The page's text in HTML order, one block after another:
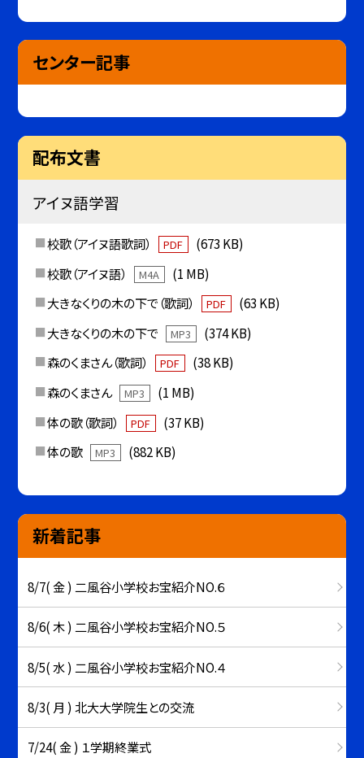
センター記事
配布文書
アイヌ語学習
校歌（アイヌ語歌詞） PDF
(673 KB)
校歌（アイヌ語）
M4A
(1 MB)
大きなくりの木の下で（歌詞）
PDF
(63 KB)
大きなくりの木の下で
MP3
(374 KB)
森のくまさん（歌詞）
PDF
(38 KB)
森のくまさん
MP3
(1 MB)
体の歌（歌詞）
PDF
(37 KB)
体の歌
MP3 (882 KB)
新着記事
8/7( 金 ) 二風谷小学校お宝紹介NO.６
8/6( 木 ) 二風谷小学校お宝紹介NO.５
8/5( 水 ) 二風谷小学校お宝紹介NO.４
8/3( 月 ) 北大大学院生との交流
7/24( 金 ) １学期終業式